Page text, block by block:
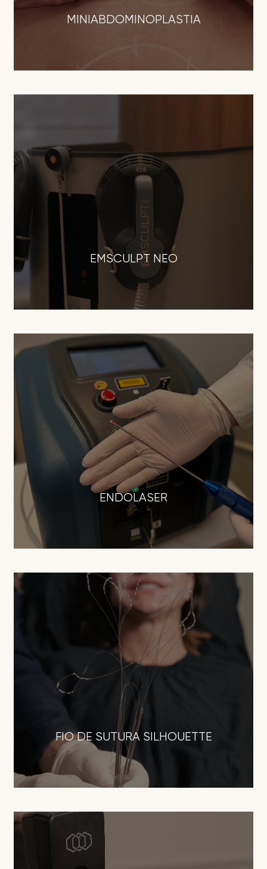
MINIABDOMINOPLASTIA
EMSCULPT NEO
ENDOLASER
FIO DE SUTURA SILHOUETTE